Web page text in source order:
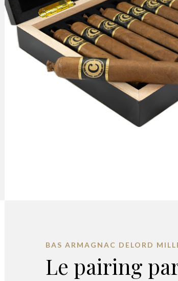
BAS ARMAGNAC DELORD
Le pairing